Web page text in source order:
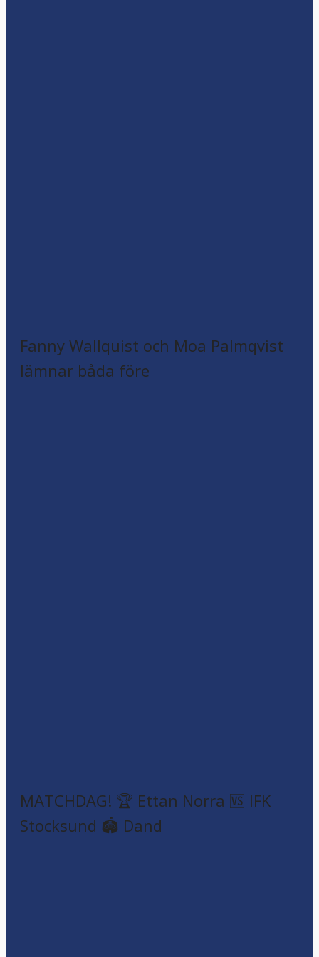
Fanny Wallquist och Moa Palmqvist
lämnar båda före
MATCHDAG! 🏆 Ettan Norra 🆚 IFK
Stocksund 🏟️ Dand